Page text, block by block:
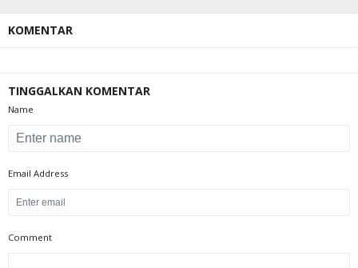
KOMENTAR
TINGGALKAN KOMENTAR
Name
Email Address
Comment